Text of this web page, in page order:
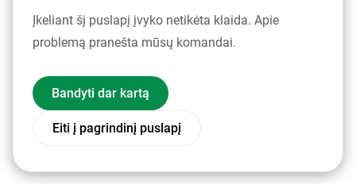
Įkeliant šį puslapį įvyko netikėta klaida. Apie
problemą pranešta mūsų komandai.
Bandyti dar kartą
Eiti į pagrindinį puslapį